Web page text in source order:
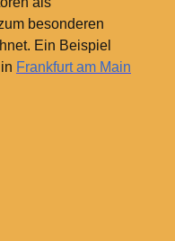
besonderen
Ein Beispiel
Frankfurt am Main